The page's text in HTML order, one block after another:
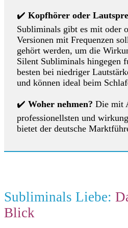
✔️ Kopfhörer oder
Subliminals gibt es mit oder
Versionen mit Frequenzen
gehört werden, um die
Silent Subliminals hingegen
besten bei niedriger
und können ideal beim
✔️ Woher nehmen? Die mit
professionellsten und
bietet der deutsche
Subliminals Liebe:
Blick